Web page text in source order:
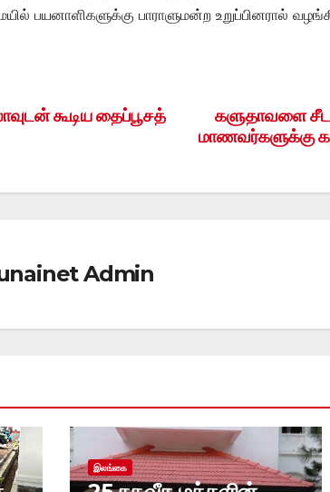
பாராளுமன்ற உறுப்பினரால்
களுதாவளை
மாணவர்களுக்கு
கூடிய தைப்பூசத்
Admin
இலங்கை